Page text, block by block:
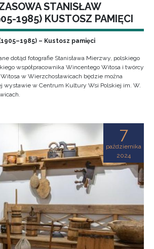
STANISŁAW
1985) KUSTOSZ PAMIĘCI
– Kustosz pamięci
dotąd fotografie Stanisława Mierzwy, polskiego
współpracownika Wincentego Witosa i twórcy
w Wierzchosławicach będzie można
wystawie w Centrum Kultury Wsi Polskiej im. W.
7
października
2024